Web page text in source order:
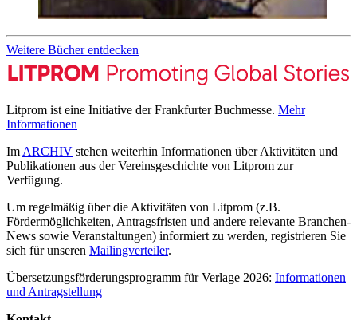
Weitere Bücher entdecken
Litprom ist eine Initiative der Frankfurter Buchmesse. Mehr
Informationen
Im ARCHIV stehen weiterhin Informationen über Aktivitäten und
Publikationen aus der Vereinsgeschichte von Litprom zur
Verfügung.
Um regelmäßig über die Aktivitäten von Litprom (z.B.
Fördermöglichkeiten, Antragsfristen und andere relevante Branchen-
News sowie Veranstaltungen) informiert zu werden, registrieren Sie
sich für unseren Mailingverteiler.
Übersetzungsförderungsprogramm für Verlage 2026: Informationen
und Antragstellung